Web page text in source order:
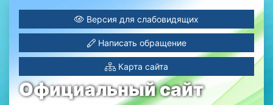
Официальный сайт
Версия для слабовидящих
Написать обращение
Карта сайта